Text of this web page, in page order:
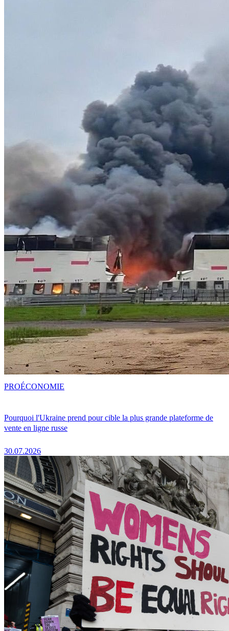
Pourquoi l'Ukraine prend pour cible la plus grande plateforme de
vente en ligne russe
30.07.2026
PROÉCONOMIE